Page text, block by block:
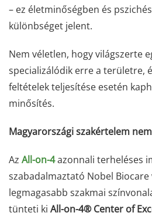
– ez életminőségben és
különbséget jelent.
Nem véletlen, hogy világszerte
specializálódik erre a területre,
feltételek teljesítése esetén
minősítés.
Magyarországi szakértelem
Az All-on-4azonnali terheléses
szabadalmaztató Nobel Biocare
legmagasabb szakmai
tünteti ki All-on-4® Center of